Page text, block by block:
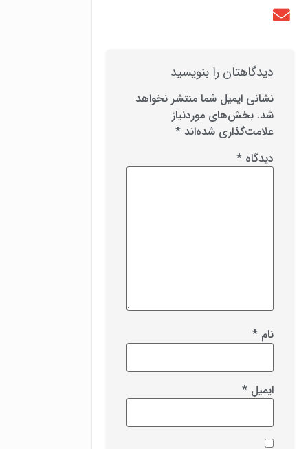
دیدگاهتان را بنویسید
نشانی ایمیل شما منتشر نخواهد
شد. بخش‌های موردنیاز
علامت‌گذاری شده‌اند *
دیدگاه *
نام *
ایمیل *